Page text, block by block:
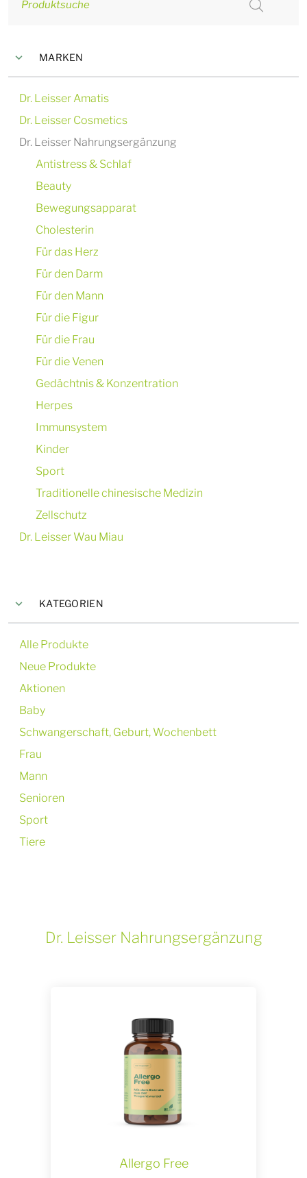
Produktsuche
MARKEN
Dr. Leisser Amatis
Dr. Leisser Cosmetics
Dr. Leisser Nahrungsergänzung
Antistress & Schlaf
Beauty
Bewegungsapparat
Cholesterin
Für das Herz
Für den Darm
Für den Mann
Für die Figur
Für die Frau
Für die Venen
Gedächtnis & Konzentration
Herpes
Immunsystem
Kinder
Sport
Traditionelle chinesische Medizin
Zellschutz
Dr. Leisser Wau Miau
KATEGORIEN
Alle Produkte
Neue Produkte
Aktionen
Baby
Schwangerschaft, Geburt, Wochenbett
Frau
Mann
Senioren
Sport
Tiere
Dr. Leisser Nahrungsergänzung
Allergo Free